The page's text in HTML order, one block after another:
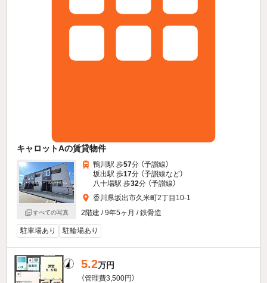
キャロットAの賃貸物件
すべての写真
鴨川駅 歩57分 （予讃線）
坂出駅 歩17分 （予讃線など）
八十場駅 歩32分 （予讃線）
香川県坂出市久米町2丁目10-1
2階建 / 9年5ヶ月 / 鉄骨造
駐車場あり 駐輪場あり
5.2万円
（管理費3,500円）